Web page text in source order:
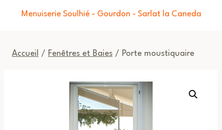
Menuiserie Soulhié - Gourdon - Sarlat la Caneda
Accueil / Fenêtres et Baies / Porte moustiquaire